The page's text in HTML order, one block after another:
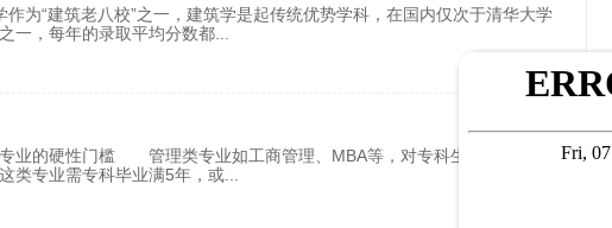
为“建筑老八校”之一，建筑学是起传统优势学科，在国内仅次于清华大学
一，每年的录取平均分数都
业的硬性门槛 管理类专业如工商管理、MBA等，对专科生的报考要求
类专业需专科毕业满5年，或